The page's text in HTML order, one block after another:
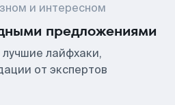
и интересном
предложениями
лайфхаки,
от экспертов